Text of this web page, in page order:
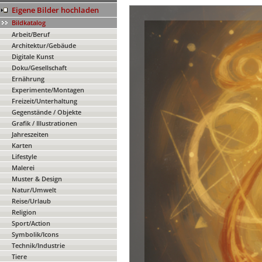
Eigene Bilder hochladen
Bildkatalog
Arbeit/Beruf
Architektur/Gebäude
Digitale Kunst
Doku/Gesellschaft
Ernährung
Experimente/Montagen
Freizeit/Unterhaltung
Gegenstände / Objekte
Grafik / Illustrationen
Jahreszeiten
Karten
Lifestyle
Malerei
Muster & Design
Natur/Umwelt
Reise/Urlaub
Religion
Sport/Action
Symbolik/Icons
Technik/Industrie
Tiere